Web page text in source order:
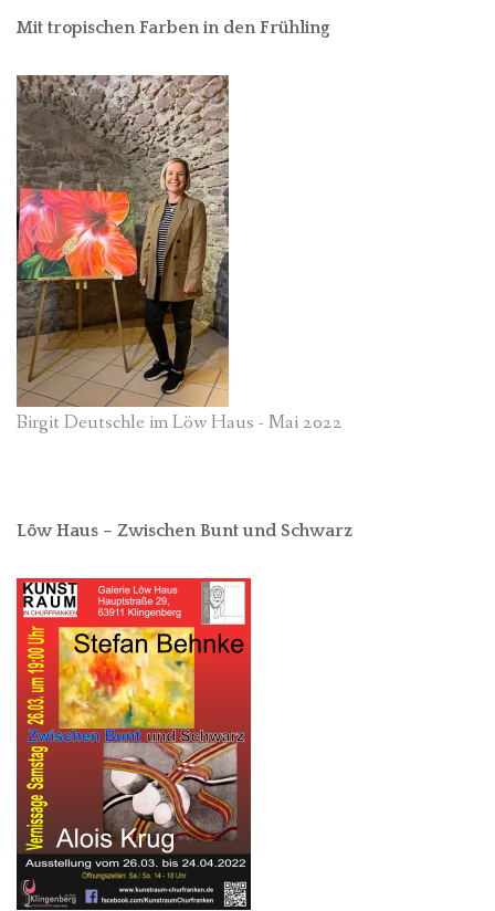
Mit tropischen Farben in den Frühling
Birgit Deutschle im Löw Haus - Mai 2022
Löw Haus – Zwischen Bunt und Schwarz